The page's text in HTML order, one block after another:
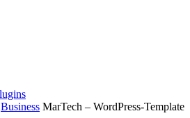
Business MarTech – WordPress-Template